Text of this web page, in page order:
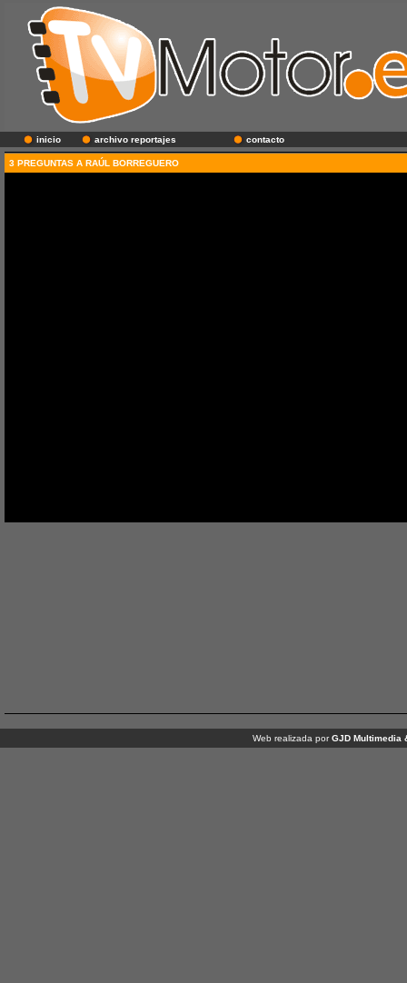
inicio archivo reportajes contacto
3 PREGUNTAS A RAÚL BORREGUERO
Web realizada por GJD Multimedia